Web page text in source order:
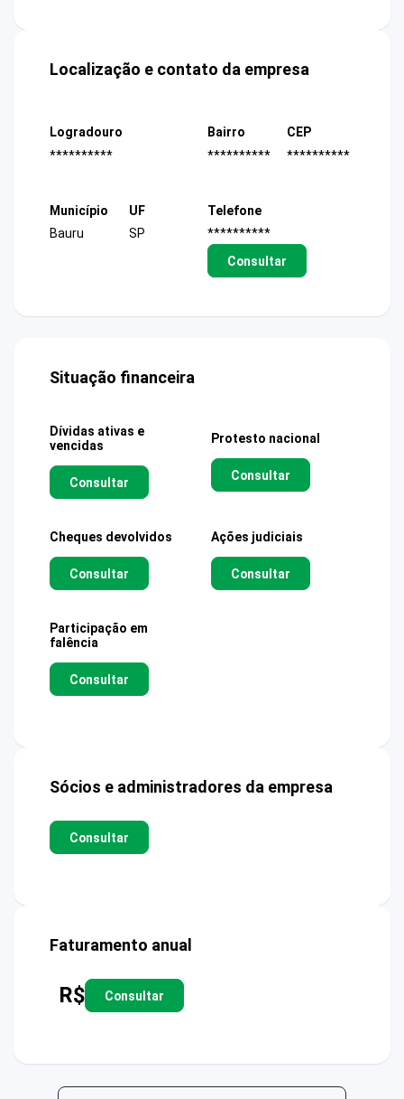
Localização e contato da empresa
Logradouro
**********
Bairro
**********
CEP
**********
Município
Bauru
UF
SP
Telefone
**********
Consultar
Situação financeira
Dívidas ativas e
vencidas
Consultar
Protesto nacional
Consultar
Cheques devolvidos
Consultar
Ações judiciais
Consultar
Participação em
falência
Consultar
Sócios e administradores da empresa
Consultar
Faturamento anual
R$ Consultar